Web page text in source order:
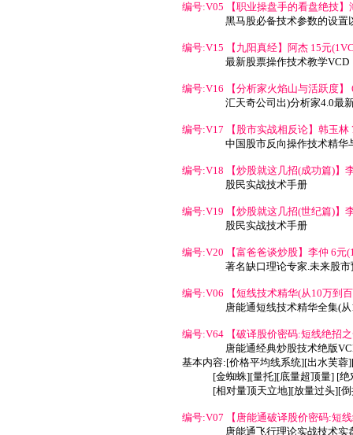
编号:V05 【职业操盘手的看盘绝技】
黑马股必备技术参数的设置
编号:V15 【九阳真经】阿杰 15元
最新股票操作技术教学VCD
编号:V16 【分析家火焰山与活跃度】
汇天奇公司出)分析家4.0最
编号:V17 【股市实战相反论】韩玉林
中国股市反向操作技术精华
编号:V18 【炒股就这几招(成功篇)】
股民实战技术手册
编号:V19 【炒股就这几招(世纪篇)】
股民实战技术手册
编号:V20 【富爸爸谈炒股】李仲 6元
著名缺口理论专家.未来股
编号:V06 【短线技术精华(从10万到
唐能通短线技术精华全集(
编号:V64 【破译股价密码:短线绝招
唐能通经典炒股技术绝版
基本内容:[价格平均线系统][出水芙
[金蜘蛛][量托][底量超顶量] [
[相对量顶天立地][放量过头][
编号:V07 【唐能通破译股价密码:短
唐能通飞行理论实战技术实